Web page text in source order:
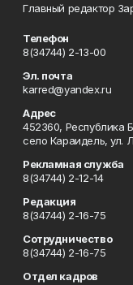
Главный редактор
Телефон
8(34744) 2-13-00
Эл. почта
karred@yandex.ru
Адрес
452360, Республика
село Караидель, ул.
Рекламная служба
8(34744) 2-12-14
Редакция
8(34744) 2-16-75
Сотрудничество
8(34744) 2-16-75
Отдел кадров